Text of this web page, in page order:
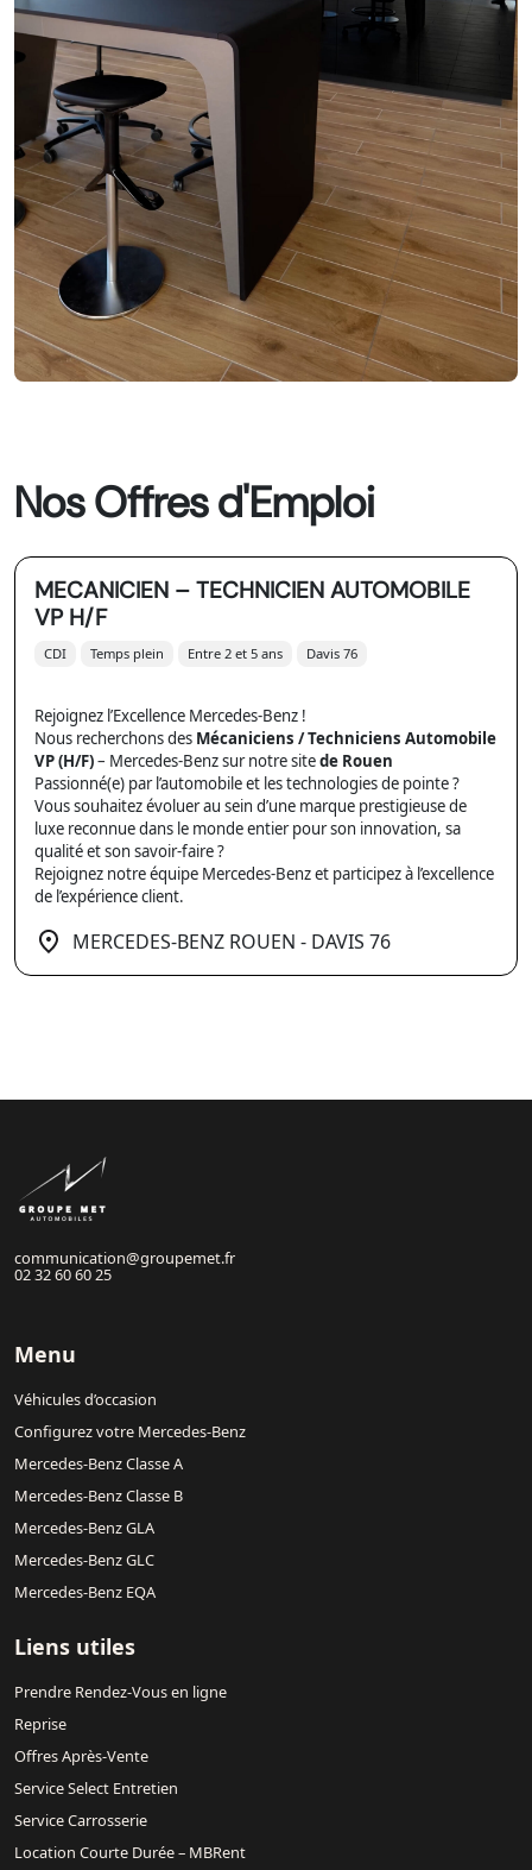
Nos Offres d'Emploi
MECANICIEN – TECHNICIEN AUTOMOBILE
VP H/F
CDI Temps plein Entre 2 et 5 ans Davis 76
Rejoignez l’Excellence Mercedes-Benz !
Nous recherchons des Mécaniciens / Techniciens Automobile
VP (H/F)– Mercedes-Benz sur notre sitede Rouen
Passionné(e) par l’automobile et les technologies de pointe ?
Vous souhaitez évoluer au sein d’une marque prestigieuse de
luxe reconnue dans le monde entier pour son innovation, sa
qualité et son savoir-faire ?
Rejoignez notre équipe Mercedes-Benz et participez à l’excellence
de l’expérience client.
MERCEDES-BENZ ROUEN - DAVIS 76
communication@groupemet.fr
02 32 60 60 25
Menu
Véhicules d’occasion
Configurez votre Mercedes-Benz
Mercedes-Benz Classe A
Mercedes-Benz Classe B
Mercedes-Benz GLA
Mercedes-Benz GLC
Mercedes-Benz EQA
Liens utiles
Prendre Rendez-Vous en ligne
Reprise
Offres Après-Vente
Service Select Entretien
Service Carrosserie
Location Courte Durée – MBRent